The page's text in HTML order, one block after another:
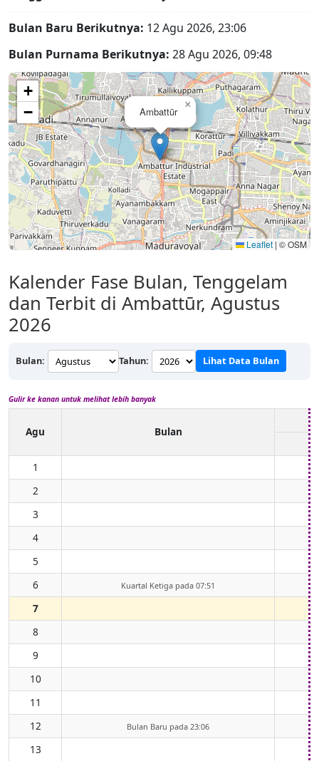
Bulan Baru Berikutnya: 12 Agu 2026, 23:06
Bulan Purnama Berikutnya: 28 Agu 2026, 09:48
Ambattūr
×
+
−
Leaflet | © OSM
Kalender Fase Bulan, Tenggelam
dan Terbit di Ambattūr, Agustus
2026
Bulan: Tahun: Lihat Data Bulan
Gulir ke kanan untuk melihat lebih banyak
Agu Bulan
1
2
3
4
5
6
Kuartal Ketiga pada 07:51
7
8
9
10
11
12
Bulan Baru pada 23:06
13